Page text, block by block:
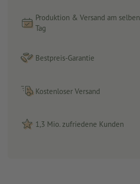
Produktion & Versand am selben
Tag
Bestpreis-Garantie
Kostenloser Versand
1,3 Mio. zufriedene Kunden